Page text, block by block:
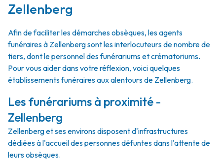
Zellenberg
Afin de faciliter les démarches obsèques, les agents
funéraires à Zellenberg sont les interlocuteurs de nombre de
tiers, dont le personnel des funérariums et crématoriums.
Pour vous aider dans votre réflexion, voici quelques
établissements funéraires aux alentours de Zellenberg.
Les funérariums à proximité -
Zellenberg
Zellenberg et ses environs disposent d'infrastructures
dédiées à l'accueil des personnes défuntes dans l'attente de
leurs obsèques.